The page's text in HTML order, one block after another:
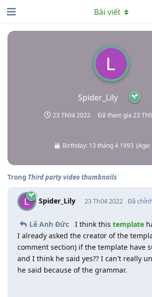
Spider_Lily
23 Th04 2022 Đã tham gia 23
Birthday: 13 tháng 4 1993 (Age:
Bài viết
Trong Third party video thumbnails
Spider_Lily 23 Th04 2022 Đã
Lê Anh Đức I think this template
I already asked the creator of the
comment section) if the template have
and I think he said yes?? I can't really
he said because of the grammar.